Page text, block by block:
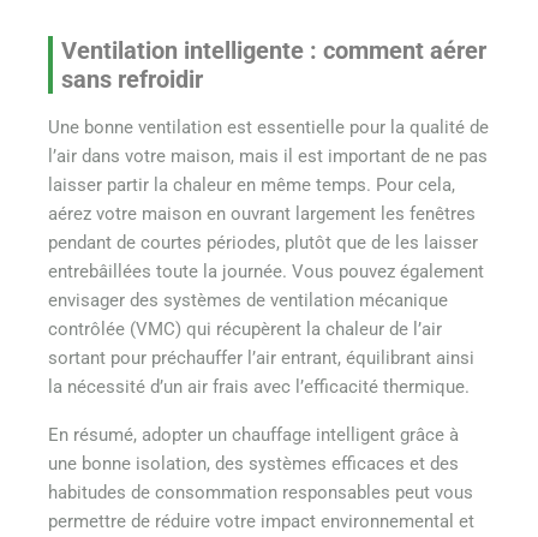
Ventilation intelligente : comment aérer
sans refroidir
Une bonne ventilation est essentielle pour la qualité de
l’air dans votre maison, mais il est important de ne pas
laisser partir la chaleur en même temps. Pour cela,
aérez votre maison en ouvrant largement les fenêtres
pendant de courtes périodes, plutôt que de les laisser
entrebâillées toute la journée. Vous pouvez également
envisager des systèmes de ventilation mécanique
contrôlée (VMC) qui récupèrent la chaleur de l’air
sortant pour préchauffer l’air entrant, équilibrant ainsi
la nécessité d’un air frais avec l’efficacité thermique.
En résumé, adopter un chauffage intelligent grâce à
une bonne isolation, des systèmes efficaces et des
habitudes de consommation responsables peut vous
permettre de réduire votre impact environnemental et